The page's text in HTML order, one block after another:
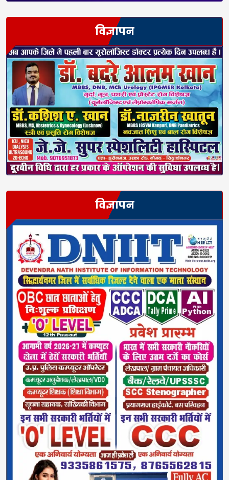
विज्ञापन
विज्ञापन